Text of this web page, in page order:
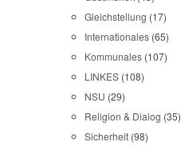
Gleichstellung (17)
Internationales (65)
Kommunales (107)
LINKES (108)
NSU (29)
Religion & Dialog (35)
Sicherheit (98)